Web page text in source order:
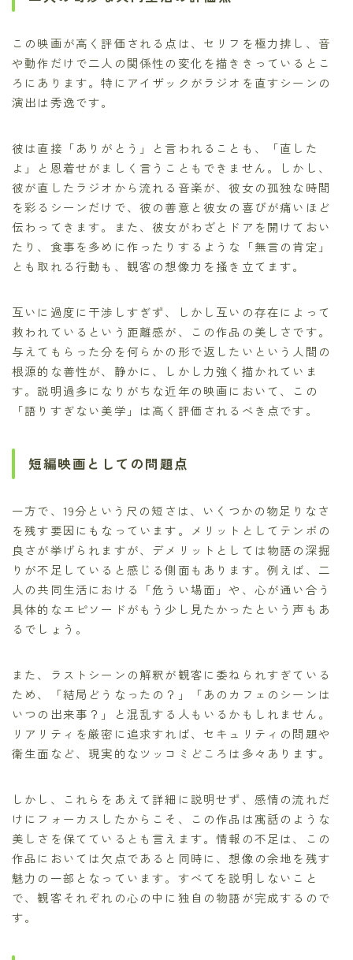
この映画が高く評価される点は、セリフを極力排し、音
や動作だけで二人の関係性の変化を描ききっているとこ
ろにあります。特にアイザックがラジオを直すシーンの
演出は秀逸です。
彼は直接「ありがとう」と言われることも、「直した
よ」と恩着せがましく言うこともできません。しかし、
彼が直したラジオから流れる音楽が、彼女の孤独な時間
を彩るシーンだけで、彼の善意と彼女の喜びが痛いほど
伝わってきます。また、彼女がわざとドアを開けておい
たり、食事を多めに作ったりするような「無言の肯定」
とも取れる行動も、観客の想像力を掻き立てます。
互いに過度に干渉しすぎず、しかし互いの存在によって
救われているという距離感が、この作品の美しさです。
与えてもらった分を何らかの形で返したいという人間の
根源的な善性が、静かに、しかし力強く描かれていま
す。説明過多になりがちな近年の映画において、この
「語りすぎない美学」は高く評価されるべき点です。
短編映画としての問題点
一方で、19分という尺の短さは、いくつかの物足りなさ
を残す要因にもなっています。メリットとしてテンポの
良さが挙げられますが、デメリットとしては物語の深掘
りが不足していると感じる側面もあります。例えば、二
人の共同生活における「危うい場面」や、心が通い合う
具体的なエピソードがもう少し見たかったという声もあ
るでしょう。
また、ラストシーンの解釈が観客に委ねられすぎている
ため、「結局どうなったの？」「あのカフェのシーンは
いつの出来事？」と混乱する人もいるかもしれません。
リアリティを厳密に追求すれば、セキュリティの問題や
衛生面など、現実的なツッコミどころは多々あります。
しかし、これらをあえて詳細に説明せず、感情の流れだ
けにフォーカスしたからこそ、この作品は寓話のような
美しさを保てているとも言えます。情報の不足は、この
作品においては欠点であると同時に、想像の余地を残す
魅力の一部となっています。すべてを説明しないこと
で、観客それぞれの心の中に独自の物語が完成するので
す。